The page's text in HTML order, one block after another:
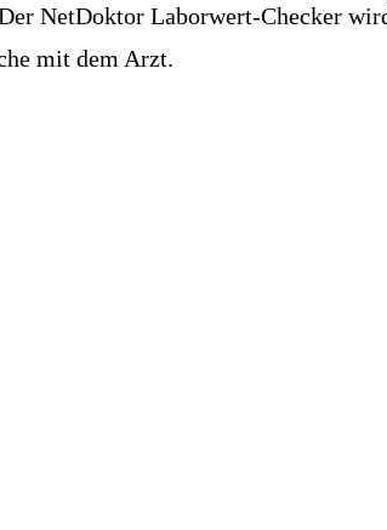
NetDoktor Laborwert-Checker
mit dem Arzt.